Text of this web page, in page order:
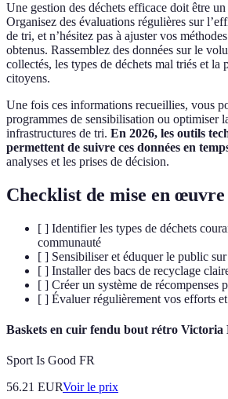
Une gestion des déchets efficace doit être
Organisez des évaluations régulières sur
de tri, et n’hésitez pas à ajuster vos
obtenus. Rassemblez des données sur le
collectés, les types de déchets mal triés et la
citoyens.
Une fois ces informations recueillies, vous
programmes de sensibilisation ou optimiser
infrastructures de tri. En 2026, les outils
permettent de suivre ces données en
analyses et les prises de décision.
Checklist de mise en œuvre
[ ] Identifier les types de déchets
communauté
[ ] Sensibiliser et éduquer le public
[ ] Installer des bacs de recyclage
[ ] Créer un système de récompenses
[ ] Évaluer régulièrement vos efforts
Baskets en cuir fendu bout rétro Victoria
Sport Is Good FR
56.21 EURVoir le prix